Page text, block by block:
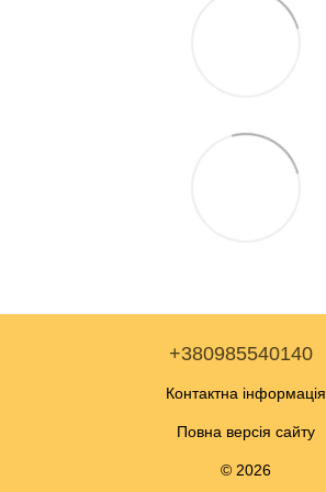
+380985540140
Контактна інформація
Повна версія сайту
© 2026